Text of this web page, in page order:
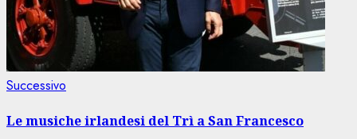
Successivo
Le musiche irlandesi del Trì a San Francesco